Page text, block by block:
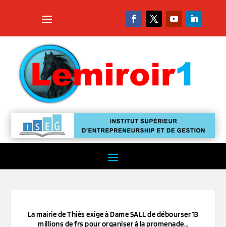
La mairie de Thiès exige à Dame SALL de débourser 13
millions de frs pour organiser à la promenade…